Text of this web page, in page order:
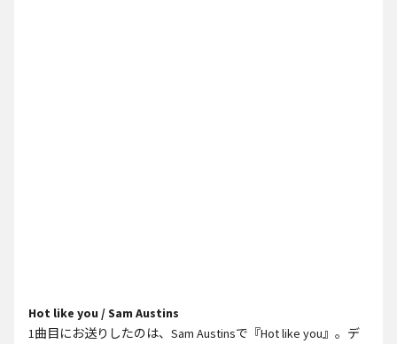
Hot like you / Sam Austins
1曲目にお送りしたのは、Sam Austinsで『Hot like you』。デ